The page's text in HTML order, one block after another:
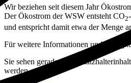
Wir beziehen seit diesem Jahr
Der Ökostrom der WSW entsteht CO2
und entspricht damit etwa der Menge
Für weitere Informationen und
Sie sehen gerade einen
werden.